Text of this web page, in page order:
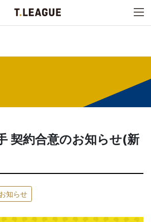
契約合意のお知らせ(新
お知らせ